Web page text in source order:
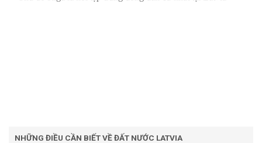
NHỮNG ĐIỀU CẦN BIẾT VỀ ĐẤT NƯỚC LATVIA